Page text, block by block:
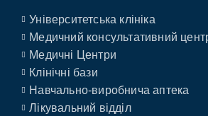
Університетська клініка
Медичний консультативний
Медичні Центри
Клінічні бази
Навчально-виробнича аптека
Лікувальний відділ